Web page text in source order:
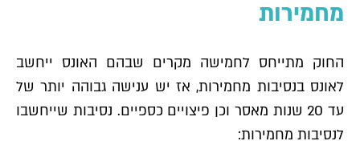
מחמירות
החוק מתייחס לחמישה מקרים שבהם האונס ייחשב
לאונס בנסיבות מחמירות, אז יש ענישה גבוהה יותר של
עד 20 שנות מאסר וכן פיצויים כספיים. נסיבות שייחשבו
לנסיבות מחמירות: